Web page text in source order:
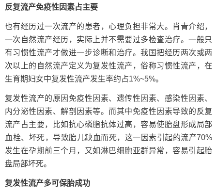
反复流产免疫性因素占主要
也有经历过一次流产的患者，心理负担非常大。肖青介绍，
一次自然流产经历，实际上并不需要过多检查治疗。一般只
有习惯性流产才做进一步诊断和治疗。我国把经历两次或两
次以上的自然流产定义为复发性流产，俗称习惯性流产，在
生育期妇女中复发性流产发生率约占1%~5%。
复发性流产的原因免疫性因素、遗传性因素、感染性因素、
内分泌性因素、解剖因素等。而其中免疫性因素导致的反复
流产占主要，比如抗心磷脂抗体过高，容易使胎盘形成局部
血栓、坏死，导致胎儿缺血而死，这一因素引起的流产70%
发生在孕期前三个月，又如淋巴细胞亚群异常，容易引起胎
盘局部坏死。
复发性流产多可保胎成功